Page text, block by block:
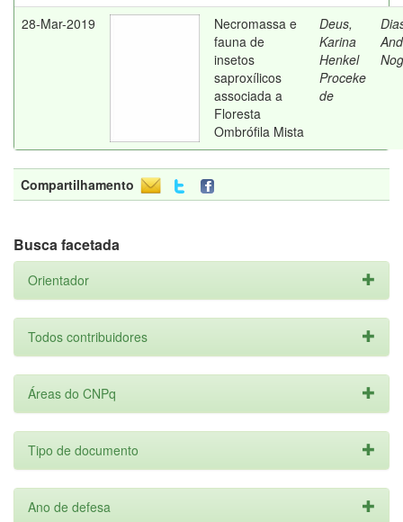
28-Mar-2019
Necromassa e
fauna de
insetos
saproxílicos
associada a
Floresta
Ombrófila Mista
Deus,
Karina
Henkel
Proceke
de
Compartilhamento
Busca facetada
Orientador
Todos contribuidores
Áreas do CNPq
Tipo de documento
Ano de defesa